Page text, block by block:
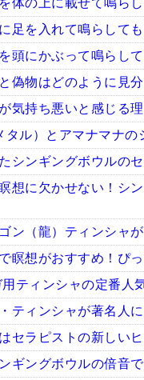
体の上に載せて鳴ら
足を入れて鳴らして
頭にかぶって鳴らし
偽物はどのように見
気持ち悪いと感じる
タル）とアマナマナの
シンギングボウルの
想に欠かせない！シ
ン（龍）ティンシャ
瞑想がおすすめ！ぴ
用ティンシャの定番人
ティンシャが著名人
セラピストの新しい
ギングボウルの倍音